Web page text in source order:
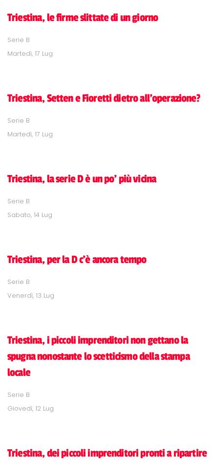
Triestina, le firme slittate di un giorno
Serie B
Martedì, 17 Lug
Triestina, Setten e Fioretti dietro all'operazione?
Serie B
Martedì, 17 Lug
Triestina, la serie D è un po' più vicina
Serie B
Sabato, 14 Lug
Triestina, per la D c'è ancora tempo
Serie B
Venerdì, 13 Lug
Triestina, i piccoli imprenditori non gettano la
spugna nonostante lo scetticismo della stampa
locale
Serie B
Giovedì, 12 Lug
Triestina, dei piccoli imprenditori pronti a ripartire